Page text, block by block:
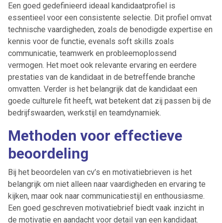
Een goed gedefinieerd ideaal kandidaatprofiel is
essentieel voor een consistente selectie. Dit profiel omvat
technische vaardigheden, zoals de benodigde expertise en
kennis voor de functie, evenals soft skills zoals
communicatie, teamwerk en probleemoplossend
vermogen. Het moet ook relevante ervaring en eerdere
prestaties van de kandidaat in de betreffende branche
omvatten. Verder is het belangrijk dat de kandidaat een
goede culturele fit heeft, wat betekent dat zij passen bij de
bedrijfswaarden, werkstijl en teamdynamiek.
Methoden voor effectieve
beoordeling
Bij het beoordelen van cv’s en motivatiebrieven is het
belangrijk om niet alleen naar vaardigheden en ervaring te
kijken, maar ook naar communicatiestijl en enthousiasme.
Een goed geschreven motivatiebrief biedt vaak inzicht in
de motivatie en aandacht voor detail van een kandidaat.